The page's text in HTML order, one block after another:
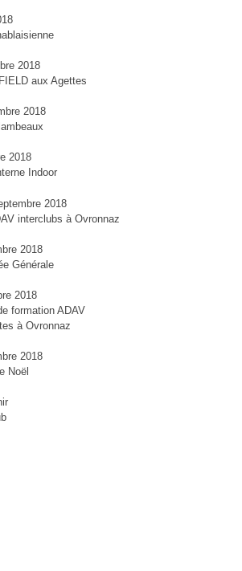
2018
aux Agettes
2018
2018
Indoor
2018
interclubs à Ovronnaz
2018
Générale
2018
formation ADAV
à Ovronnaz
2018
Noël